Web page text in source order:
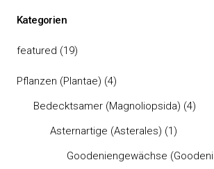
Kategorien
featured (19)
Pflanzen (Plantae) (4)
Bedecktsamer (Magnoliopsida) (4)
Asternartige (Asterales) (1)
Goodeniengewächse